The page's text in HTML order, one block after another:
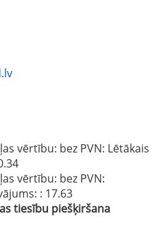
vērtību: bez PVN: Lētākais
vērtību: bez PVN:
: 17.63
tiesību piešķiršana